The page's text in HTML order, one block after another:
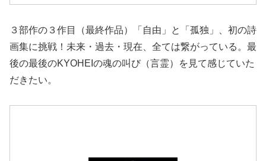
３部作の３作目（最終作品）「自由」と「孤独」、初の詩
画集に挑戦！未来・過去・現在、全ては繋がっている。最
後の最後のKYOHEIの魂の叫び（言霊）を見て感じていた
だきたい。